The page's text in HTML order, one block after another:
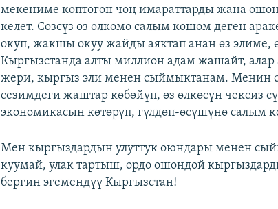
мекениме көптөгөн чоң имараттарды жана
келет. Сөзсүз өз өлкөмө салым кошом деген
окуп, жакшы окуу жайды аяктап анан өз
Кыргызстанда алты миллион адам жашайт, алар
жери, кыргыз эли менен сыймыктанам. Менин
сезимдеги жаштар көбөйүп, өз өлкөсүн чексиз
экономикасын көтөрүп, гүлдөп-өсүшүнө салым
Мен кыргыздардын улуттук оюндары менен
куумай, улак тартыш, ордо ошондой
бергин эгемендүү Кыргызстан!